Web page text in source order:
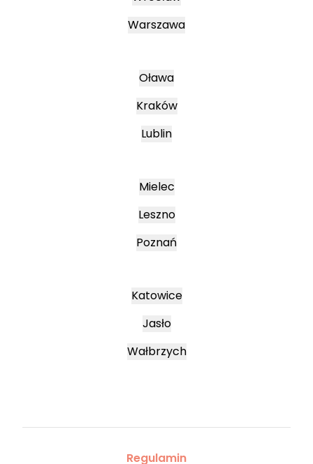
Warszawa
Oława
Kraków
Lublin
Mielec
Leszno
Poznań
Katowice
Jasło
Wałbrzych
Regulamin